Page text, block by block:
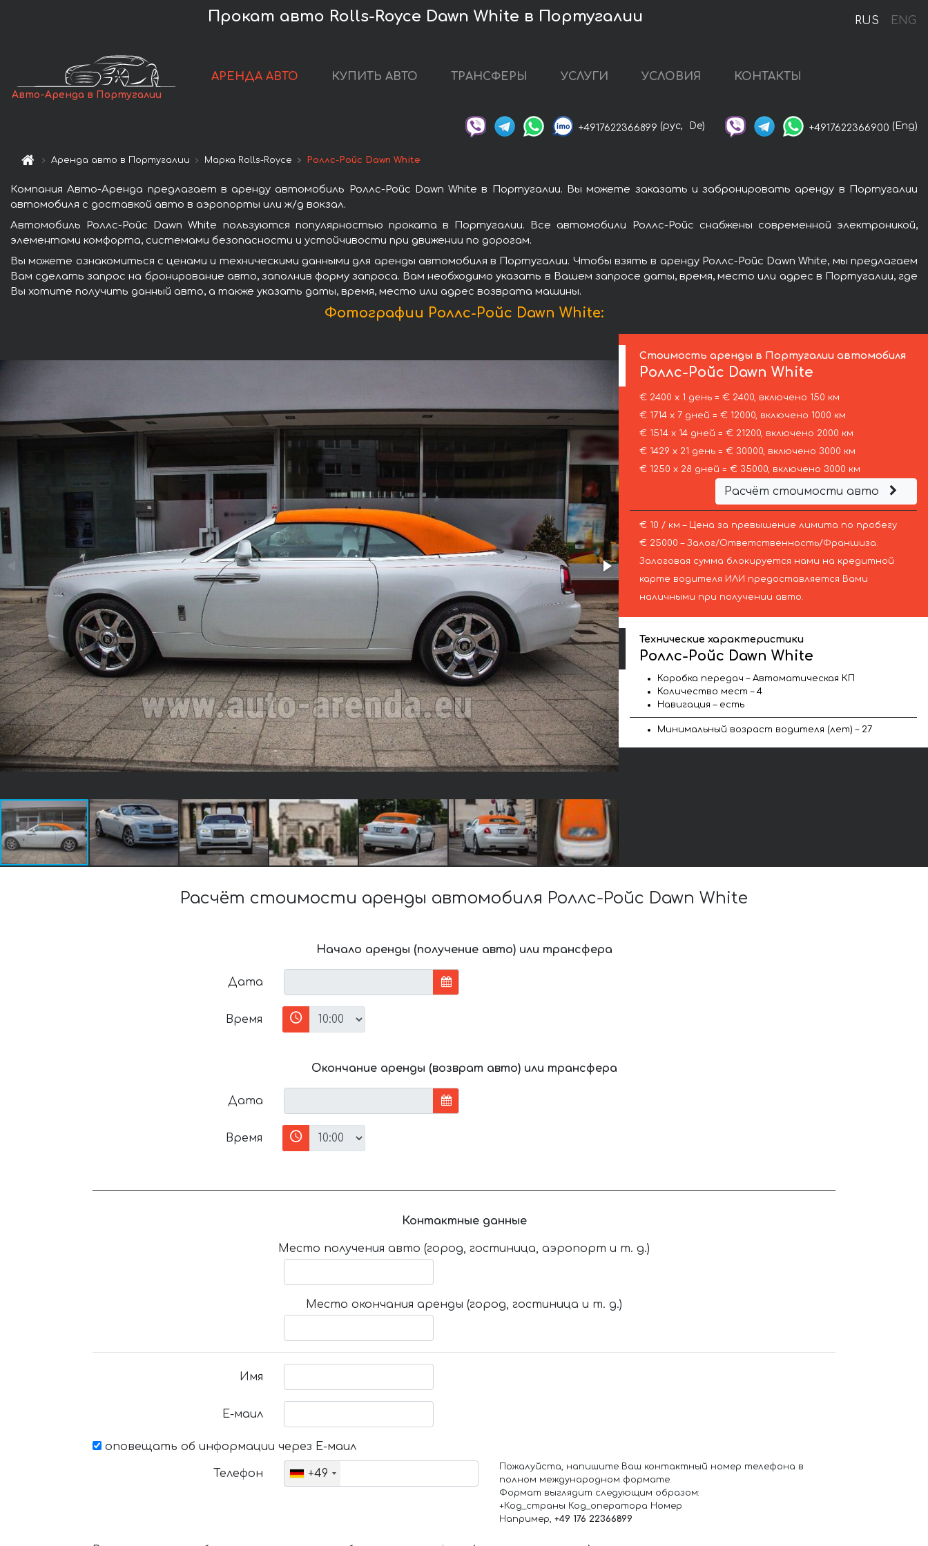
RUS ENG
Прокат авто Rolls-Royce Dawn White в Португалии
Авто-Аренда в Португалии
АРЕНДА АВТО КУПИТЬ АВТО ТРАНСФЕРЫ УСЛУГИ УСЛОВИЯ КОНТАКТЫ
+4917622366899 (рус, De) +4917622366900 (Eng)
Аренда авто в Португалии Марка Rolls-Royce Роллс-Ройс Dawn White
Компания Авто-Аренда предлагает в аренду автомобиль Роллс-Ройс Dawn White в Португалии. Вы можете заказать и забронировать аренду в Португалии
автомобиля с доставкой авто в аэропорты или ж/д вокзал.
Автомобиль Роллс-Ройс Dawn White пользуются популярностью проката в Португалии. Все автомобили Роллс-Ройс снабжены современной электроникой,
элементами комфорта, системами безопасности и устойчивости при движении по дорогам.
Вы можете ознакомиться с ценами и техническими данными для аренды автомобиля в Португалии. Чтобы взять в аренду Роллс-Ройс Dawn White, мы предлагаем
Вам сделать запрос на бронирование авто, заполнив форму запроса. Вам необходимо указать в Вашем запросе даты, время, место или адрес в Португалии, где
Вы хотите получить данный авто, а также указать даты, время, место или адрес возврата машины.
Фотографии Роллс-Ройс Dawn White:
Стоимость аренды в Португалии автомобиля
Роллс-Ройс Dawn White
€ 2400 х 1 день = € 2400, включено 150 км
€ 1714 х 7 дней = € 12000, включено 1000 км
€ 1514 х 14 дней = € 21200, включено 2000 км
€ 1429 х 21 день = € 30000, включено 3000 км
€ 1250 х 28 дней = € 35000, включено 3000 км
Расчёт стоимости авто
€ 10 / км – Цена за превышение лимита по пробегу
€ 25000 – Залог/Ответственность/Франшиза.
Залоговая сумма блокируется нами на кредитной
карте водителя ИЛИ предоставляется Вами
наличными при получении авто.
Технические характеристики
Роллс-Ройс Dawn White
Коробка передач – Автоматическая КП
Количество мест – 4
Навигация – есть
Минимальный возраст водителя (лет) – 27
Расчёт стоимости аренды автомобиля Роллс-Ройс Dawn White
Начало аренды (получение авто) или трансфера
Дата
Время
Окончание аренды (возврат авто) или трансфера
Дата
Время
Контактные данные
Место получения авто (город, гостиница, аэропорт и т. д.)
Место окончания аренды (город, гостиница и т. д.)
Имя
Е-маил
оповещать об информации через Е-маил
Телефон +49
Пожалуйста, напишите Ваш контактный номер телефона в
полном международном формате.
Формат выглядит следующим образом:
+Код_страны Код_оператора Номер
Например, +49 176 22366899